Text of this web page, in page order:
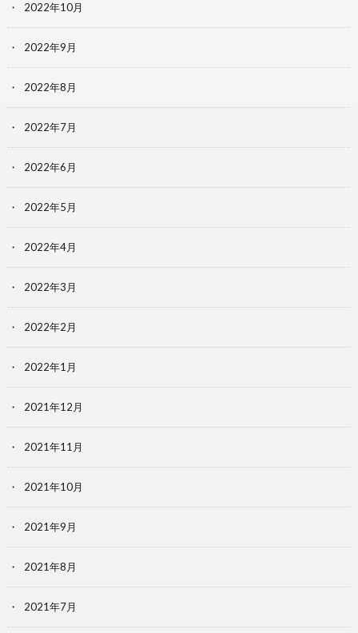
2022年10月
2022年9月
2022年8月
2022年7月
2022年6月
2022年5月
2022年4月
2022年3月
2022年2月
2022年1月
2021年12月
2021年11月
2021年10月
2021年9月
2021年8月
2021年7月